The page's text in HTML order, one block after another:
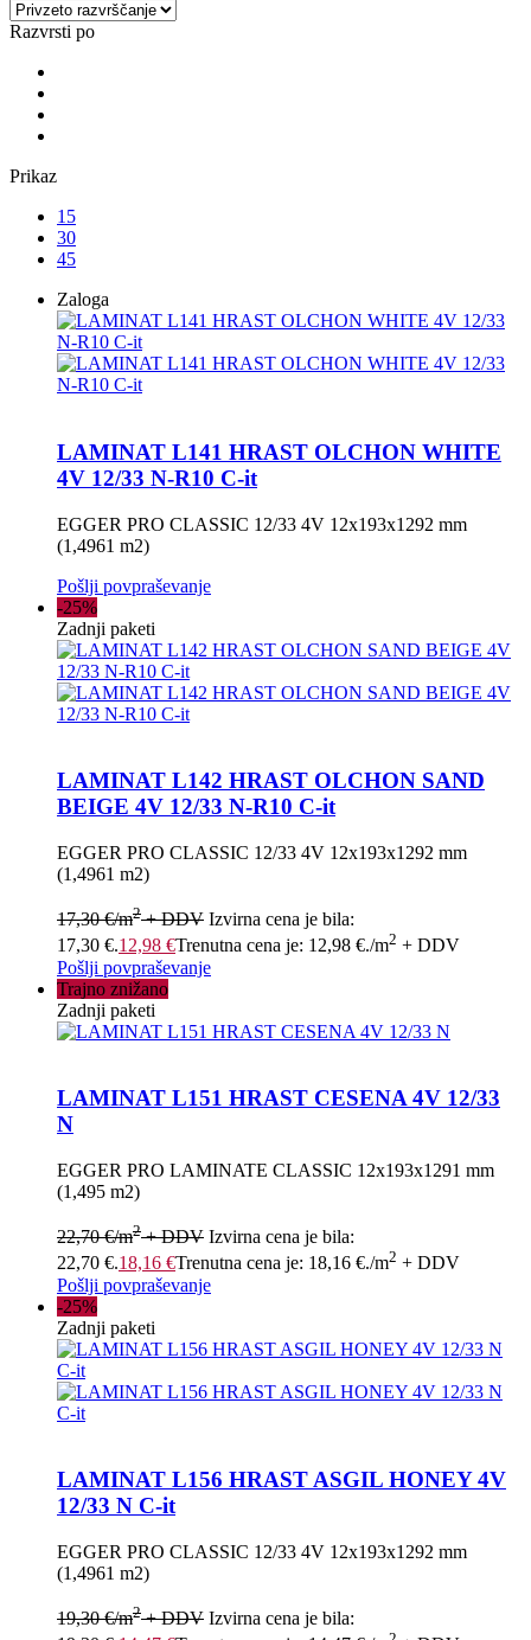
Razvrsti po
Prikaz
15
30
45
Zaloga
LAMINAT L141 HRAST OLCHON WHITE
4V 12/33 N-R10 C-it
EGGER PRO CLASSIC 12/33 4V 12x193x1292 mm
(1,4961 m2)
Pošlji povpraševanje
-25%
Zadnji paketi
LAMINAT L142 HRAST OLCHON SAND
BEIGE 4V 12/33 N-R10 C-it
EGGER PRO CLASSIC 12/33 4V 12x193x1292 mm
(1,4961 m2)
17,30€/m2+ DDV Izvirna cena je bila:
17,30 €.12,98 €Trenutna cena je: 12,98 €./m2 + DDV
Pošlji povpraševanje
Trajno znižano
Zadnji paketi
LAMINAT L151 HRAST CESENA 4V 12/33
N
EGGER PRO LAMINATE CLASSIC 12x193x1291 mm
(1,495 m2)
22,70€/m2+ DDV Izvirna cena je bila:
22,70 €.18,16 €Trenutna cena je: 18,16 €./m2 + DDV
Pošlji povpraševanje
-25%
Zadnji paketi
LAMINAT L156 HRAST ASGIL HONEY 4V
12/33 N C-it
EGGER PRO CLASSIC 12/33 4V 12x193x1292 mm
(1,4961 m2)
19,30€/m2+ DDV Izvirna cena je bila: